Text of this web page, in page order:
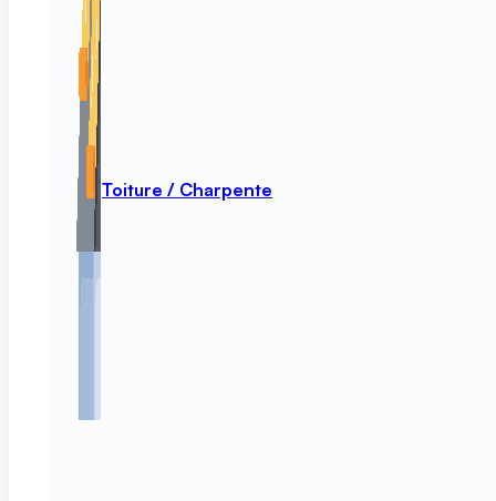
Toiture / Charpente